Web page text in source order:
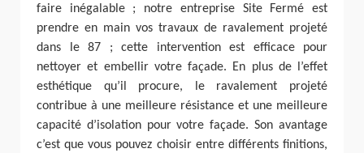
faire inégalable ; notre entreprise Site Fermé est
prendre en main vos travaux de ravalement projeté
dans le 87 ; cette intervention est efficace pour
nettoyer et embellir votre façade. En plus de l’effet
esthétique qu’il procure, le ravalement projeté
contribue à une meilleure résistance et une meilleure
capacité d’isolation pour votre façade. Son avantage
c’est que vous pouvez choisir entre différents finitions,